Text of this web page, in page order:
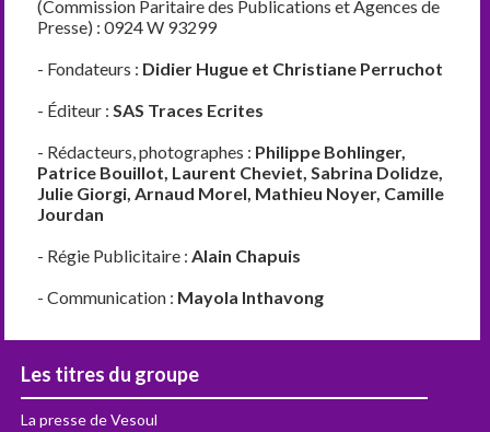
(Commission Paritaire des Publications et Agences de
Presse) : 0924 W 93299
- Fondateurs : Didier Hugue et Christiane Perruchot
- Éditeur : SAS Traces Ecrites
- Rédacteurs, photographes : Philippe Bohlinger,
Patrice Bouillot, Laurent Cheviet, Sabrina Dolidze,
Julie Giorgi, Arnaud Morel, Mathieu Noyer, Camille
Jourdan
- Régie Publicitaire : Alain Chapuis
- Communication : Mayola Inthavong
Les titres du groupe
La presse de Vesoul